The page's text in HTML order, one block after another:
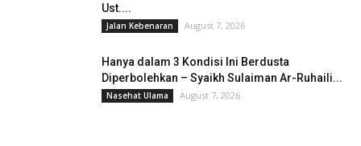
Ust....
Jalan Kebenaran August 7, 2026
Hanya dalam 3 Kondisi Ini Berdusta
Diperbolehkan – Syaikh Sulaiman Ar-Ruhaili...
Nasehat Ulama August 7, 2026